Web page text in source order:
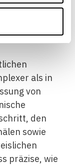
als in
von
den
sowie
präzise, wie